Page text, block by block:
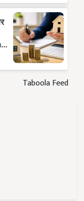
Taboola Feed